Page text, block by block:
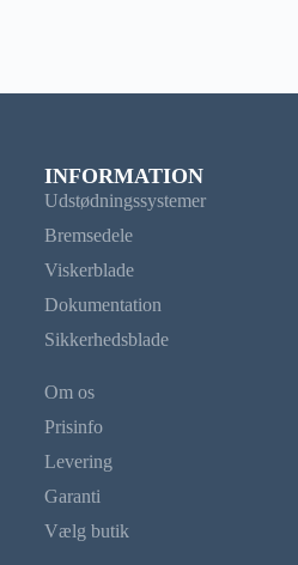
INFORMATION
Udstødningssystemer
Bremsedele
Viskerblade
Dokumentation
Sikkerhedsblade
Om os
Prisinfo
Levering
Garanti
Vælg butik